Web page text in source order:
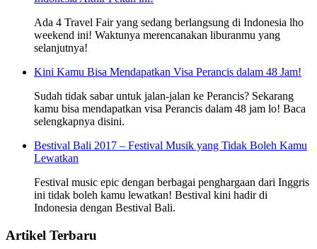
Ada 4 Travel Fair yang sedang berlangsung di Indonesia lho
weekend ini! Waktunya merencanakan liburanmu yang
selanjutnya!
Kini Kamu Bisa Mendapatkan Visa Perancis dalam 48 Jam!
Sudah tidak sabar untuk jalan-jalan ke Perancis? Sekarang
kamu bisa mendapatkan visa Perancis dalam 48 jam lo! Baca
selengkapnya disini.
Bestival Bali 2017 – Festival Musik yang Tidak Boleh Kamu
Lewatkan
Festival music epic dengan berbagai penghargaan dari Inggris
ini tidak boleh kamu lewatkan! Bestival kini hadir di
Indonesia dengan Bestival Bali.
Artikel Terbaru